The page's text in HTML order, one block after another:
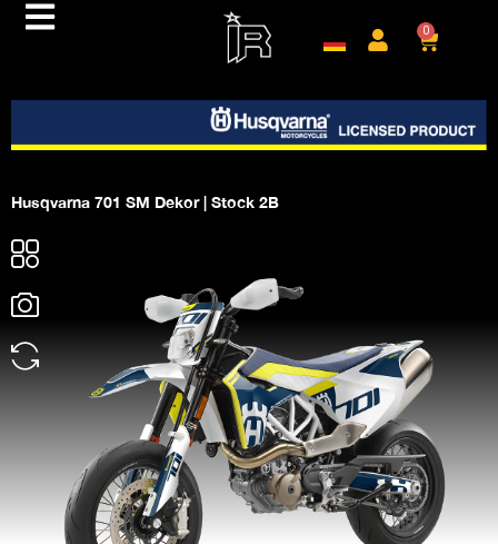
0
Husqvarna 701 SM Dekor | Stock 2B